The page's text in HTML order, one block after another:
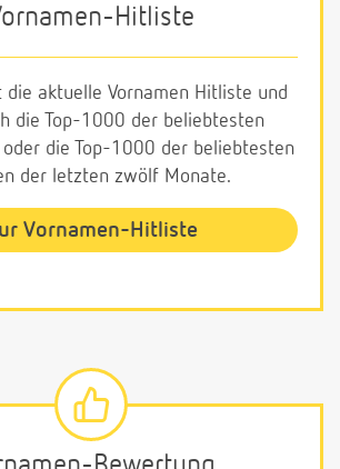
Hitliste
die aktuelle Vornamen Hitliste und
die Top-1000 der beliebtesten
oder die Top-1000 der beliebtesten
der letzten zwölf Monate.
Vornamen-Hitliste